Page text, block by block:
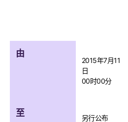
由
2015年7月11
日
00时00分
至 另行公布